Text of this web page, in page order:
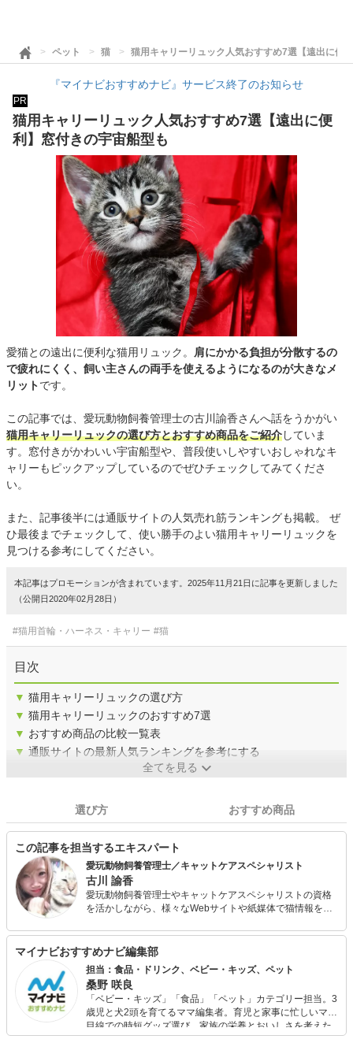
ペット 猫 猫用キャリーリュック人気おすすめ7選【遠出に便
『マイナビおすすめナビ』サービス終了のお知らせ
PR
猫用キャリーリュック人気おすすめ7選【遠出に便
利】窓付きの宇宙船型も
愛猫との遠出に便利な猫用リュック。
肩にかかる負担が分散するの
で疲れにくく、飼い主さんの両手を使えるようになるのが大きなメ
リットです。
この記事では、愛玩動物飼養管理士の古川諭香さんへ話をうかがい
猫用キャリーリュックの選び方とおすすめ商品をご紹介していま
す。窓付きがかわいい宇宙船型や、普段使いしやすいおしゃれなキ
ャリーもピックアップしているのでぜひチェックしてみてくださ
い。
また、記事後半には通販サイトの人気売れ筋ランキングも掲載。 ぜ
ひ最後までチェックして、使い勝手のよい猫用キャリーリュックを
見つける参考にしてください。
本記事はプロモーションが含まれています。2025年11月21日に記事を更新しました
（公開日2020年02月28日）
#猫用首輪・ハーネス・キャリー #猫
目次
▼ 猫用キャリーリュックの選び方
▼ 猫用キャリーリュックのおすすめ7選
▼ おすすめ商品の比較一覧表
▼ 通販サイトの最新人気ランキングを参考にする
全てを見る
選び方 おすすめ商品
この記事を担当するエキスパート
愛玩動物飼養管理士／キャットケアスペシャリスト
古川 諭香
愛玩動物飼養管理士やキャットケアスペシャリストの資格
を活かしながら、様々なWebサイトや紙媒体で猫情報を配
は3匹の猫たちと生活中。「猫と人間が幸せに暮らす」をテ
ーマに、猫が喜ぶ注文住宅も建築済み。
マイナビおすすめナビ編集部
担当：食品・ドリンク、ベビー・キッズ、ペット
桑野 咲良
「ベビー・キッズ」「食品」「ペット」カテゴリー担当。3
歳児と犬2頭を育てるママ編集者。育児と家事に忙しいママ
目線での時短グッズ選び、家族の栄養とおいしさを考えた
食品選び、束の間のリラックスタイムを楽しむためのスイ